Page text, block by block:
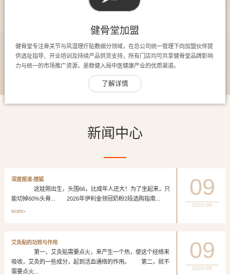
健骨堂加盟
健骨堂专注骨关节与风湿理疗贴敷细分领域，在总公司统一管理下向加盟伙伴提
供选址指导、开业培训及持续产品供货支持，所有门店均可共享健骨堂品牌影响
力与统一的市场推广资源，是稳健入局中医健康产业的优质渠道。
了解详情
新闻中心
深度报道-搜狐
这娃刚出生，头围66，比成年人还大！为了坐起来，只
能切掉60%头骨... 2026年伊利金领冠奶粉2段选购指南...
MORE+
09
2026-08
艾灸贴的功效与作用
第一，艾灸贴需要点火，来产生一个热，使这个经络来
吸收，艾灸的一些成分，起到活血通络的作用。 第二，就不
需要点火...
09
2026-08